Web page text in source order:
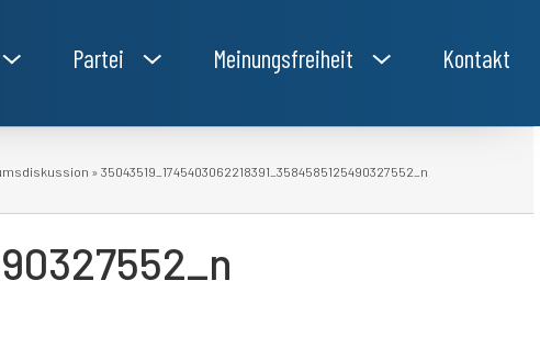
Partei Meinungsfreiheit Kontakt
» 35043519_1745403062218391_3584585125490327552_n